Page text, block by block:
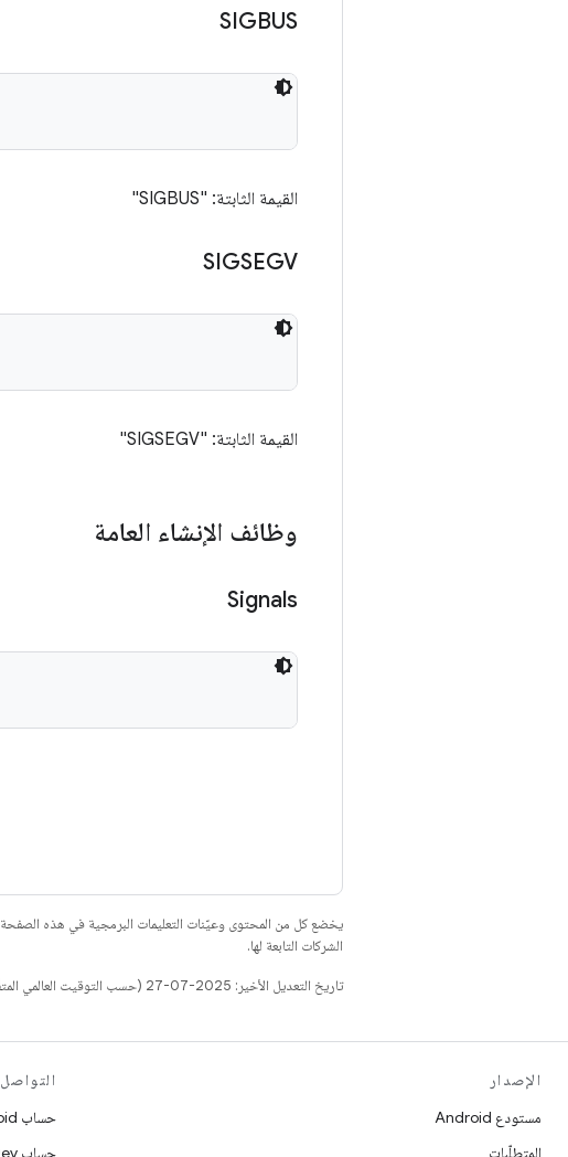
SIGBUS
القيمة الثابتة: "SIGBUS"
SIGSEGV
القيمة الثابتة: "SIGSEGV"
وظائف الإنشاء العامة
Signals
يخضع كل من المحتوى وعيّنات التعليمات البرمجية في هذه
الشركات التابعة لها.
تاريخ التعديل الأخير: 2025-07-27 (حسب التوقيت العالمي المتفَّق عليه)
الإصدار
مستودع Android
المتطلّبات
التواصل
حساب ‎@Android على X
حساب ‎@AndroidDev على X